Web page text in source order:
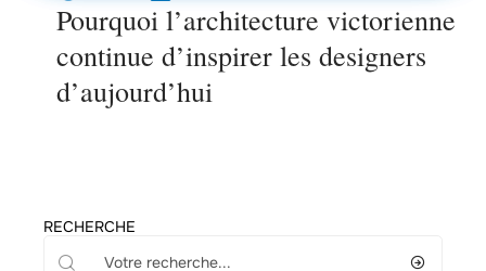
Pourquoi l’architecture victorienne
continue d’inspirer les designers
d’aujourd’hui
RECHERCHE